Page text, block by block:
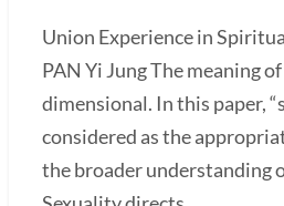
Union Experience in
PAN Yi Jung The meaning
dimensional. In this paper,
considered as the
the broader understanding